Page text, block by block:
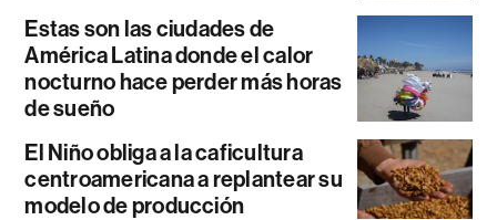
Estas son las ciudades de
América Latina donde el calor
nocturno hace perder más horas
de sueño
El Niño obliga a la caficultura
centroamericana a replantear su
modelo de producción